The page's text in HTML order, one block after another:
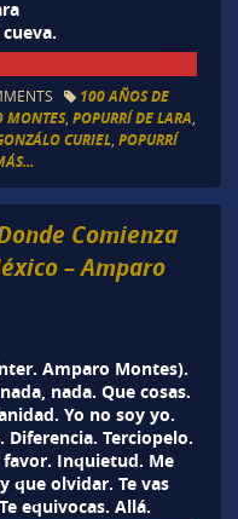
100 AÑOS DE
MONTES, POPURRÍ DE LARA
CURIEL, POPURRÍ
Comienza
– Amparo
Amparo Montes).
nada. Que cosas.
Yo no soy yo.
Terciopelo.
Inquietud. Me
que olvidar. Te vas
equivocas. Allá.